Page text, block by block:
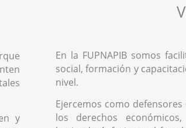
y
En la FUPNAPIB somos
social, formación y
nivel.
Ejercemos como
los derechos